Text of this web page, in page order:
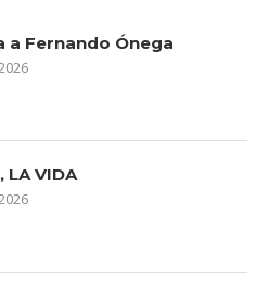
a Fernando Ónega
LA VIDA